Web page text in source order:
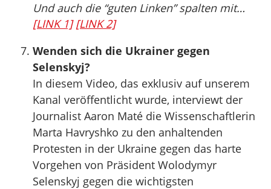
Und auch die “guten Linken” spalten mit…
[LINK 1] [LINK 2]
Wenden sich die Ukrainer gegen
Selenskyj?
In diesem Video, das exklusiv auf unserem
Kanal veröffentlicht wurde, interviewt der
Journalist Aaron Maté die Wissenschaftlerin
Marta Havryshko zu den anhaltenden
Protesten in der Ukraine gegen das harte
Vorgehen von Präsident Wolodymyr
Selenskyj gegen die wichtigsten